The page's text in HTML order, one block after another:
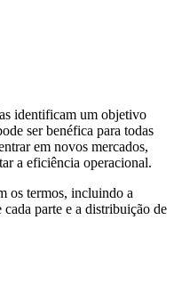
identificam um objetivo
ser benéfica para todas
em novos mercados,
a eficiência operacional.
os termos, incluindo a
parte e a distribuição de